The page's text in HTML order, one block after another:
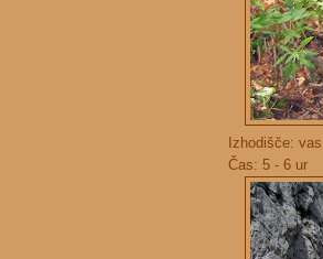
Izhodišče:
Čas: 5 - 6 ur